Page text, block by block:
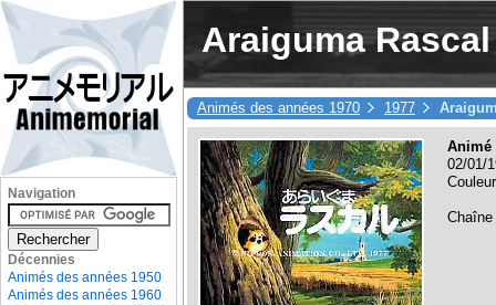
Araiguma Rascal
Animés des années 1970 1977
Animé
02/01/
Couleur
Navigation
Décennies
Animés des années 1950
Animés des années 1960